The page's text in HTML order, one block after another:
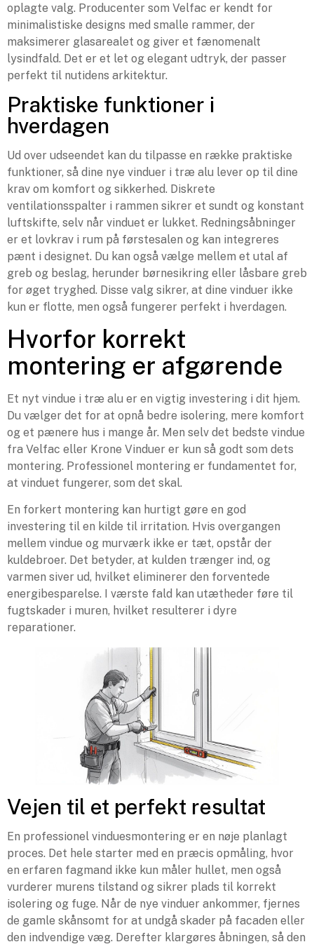
oplagte valg. Producenter som Velfac er kendt for
minimalistiske designs med smalle rammer, der
maksimerer glasarealet og giver et fænomenalt
lysindfald. Det er et let og elegant udtryk, der passer
perfekt til nutidens arkitektur.
Praktiske funktioner i
hverdagen
Ud over udseendet kan du tilpasse en række praktiske
funktioner, så dine nye vinduer i træ alu lever op til dine
krav om komfort og sikkerhed. Diskrete
ventilationsspalter i rammen sikrer et sundt og konstant
luftskifte, selv når vinduet er lukket. Redningsåbninger
er et lovkrav i rum på førstesalen og kan integreres
pænt i designet. Du kan også vælge mellem et utal af
greb og beslag, herunder børnesikring eller låsbare greb
for øget tryghed. Disse valg sikrer, at dine vinduer ikke
kun er flotte, men også fungerer perfekt i hverdagen.
Hvorfor korrekt
montering er afgørende
Et nyt vindue i træ alu er en vigtig investering i dit hjem.
Du vælger det for at opnå bedre isolering, mere komfort
og et pænere hus i mange år. Men selv det bedste vindue
fra Velfac eller Krone Vinduer er kun så godt som dets
montering. Professionel montering er fundamentet for,
at vinduet fungerer, som det skal.
En forkert montering kan hurtigt gøre en god
investering til en kilde til irritation. Hvis overgangen
mellem vindue og murværk ikke er tæt, opstår der
kuldebroer. Det betyder, at kulden trænger ind, og
varmen siver ud, hvilket eliminerer den forventede
energibesparelse. I værste fald kan utætheder føre til
fugtskader i muren, hvilket resulterer i dyre
reparationer.
Vejen til et perfekt resultat
En professionel vinduesmontering er en nøje planlagt
proces. Det hele starter med en præcis opmåling, hvor
en erfaren fagmand ikke kun måler hullet, men også
vurderer murens tilstand og sikrer plads til korrekt
isolering og fuge. Når de nye vinduer ankommer, fjernes
de gamle skånsomt for at undgå skader på facaden eller
den indvendige væg. Derefter klargøres åbningen, så den